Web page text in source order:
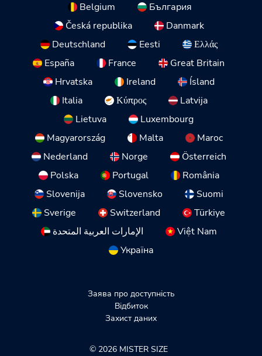
Belgium
България
Česká republika
Danmark
Deutschland
Eesti
Ελλάς
España
France
Great Britain
Hrvatska
Ireland
Ísland
Italia
Κύπρος
Latvija
Lietuva
Luxembourg
Magyarország
Malta
Maroc
Nederland
Norge
Österreich
Polska
Portugal
România
Slovenija
Slovensko
Suomi
Sverige
Switzerland
Türkiye
الإمارات العربية المتحدة
Việt Nam
Україна
Заява про доступність
Відбиток
Захист даних
© 2026 MISTER SIZE